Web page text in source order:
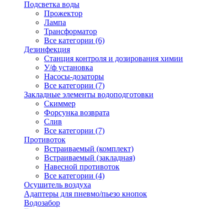
Подсветка воды
Прожектор
Лампа
Трансформатор
Все категории (6)
Дезинфекция
Станция контроля и дозирования химии
У/ф установка
Насосы-дозаторы
Все категории (7)
Закладные элементы водоподготовки
Скиммер
Форсунка возврата
Слив
Все категории (7)
Противоток
Встраиваемый (комплект)
Встраиваемый (закладная)
Навесной противоток
Все категории (4)
Осушитель воздуха
Адаптеры для пневмо/пьезо кнопок
Водозабор